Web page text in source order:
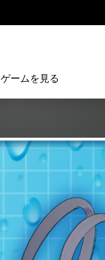
ゲームを見る